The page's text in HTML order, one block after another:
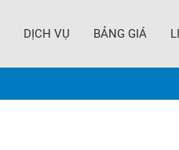
DỊCH VỤ BẢNG GIÁ